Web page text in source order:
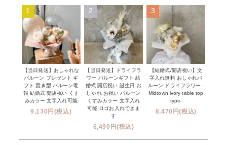
コンフェッティバルーン
フリンジバルーン
デコレーションセット
プロップスバルーン
オプション
成人式・卒業式・入学式バルーンブーケ
開店・周年祝い
発表会・劇場
その他お祝い
クリスマス
新商品
~３０００円
Q&A
メッセージカード・電報について
オーダーメイドについて
セミオーダーについて
フリンジバルーンについて
コンフェッティバルーンについて
1
【当日発送】おしゃれな
バルーン プレゼント ギ
フト 置き型 バルーン電
報 結婚式 開店祝い くす
みカラー 文字入れ可能
9,130円(税込)
2
【当日発送】ドライフラ
ワー バルーンギフト 結
婚式 開店祝い 誕生日 お
しゃれ お祝い バルーン
くすみカラー 文字入れ
可能 ロゴお入れできま
す
6,490円(税込)
3
【結婚式/開店祝い】文
字入れ無料 おしゃれバ
ルーン ドライフラワー -
Midtown ivory table top
type-
8,470円(税込)